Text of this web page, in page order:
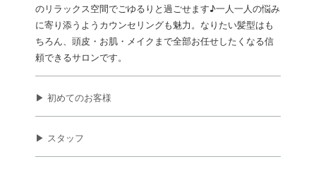
のリラックス空間でごゆるりと過ごせます♪一人一人の悩み
に寄り添うようカウンセリングも魅力。なりたい髪型はも
ちろん、頭皮・お肌・メイクまで全部お任せしたくなる信
頼できるサロンです。
▶ 初めてのお客様
▶ スタッフ